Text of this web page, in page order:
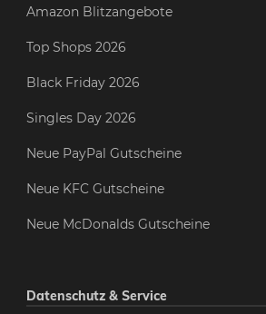
Amazon Blitzangebote
Top Shops 2026
Black Friday 2026
Singles Day 2026
Neue PayPal Gutscheine
Neue KFC Gutscheine
Neue McDonalds Gutscheine
Datenschutz & Service